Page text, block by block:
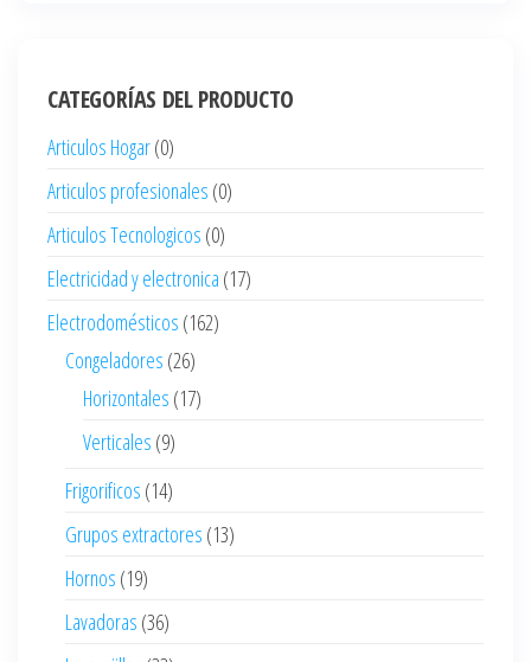
CATEGORÍAS DEL PRODUCTO
Articulos Hogar(0)
Articulos profesionales (0)
Articulos Tecnologicos (0)
Electricidad y electronica (17)
Electrodomésticos (162)
Congeladores (26)
Horizontales (17)
Verticales (9)
Frigorificos (14)
Grupos extractores (13)
Hornos (19)
Lavadoras (36)